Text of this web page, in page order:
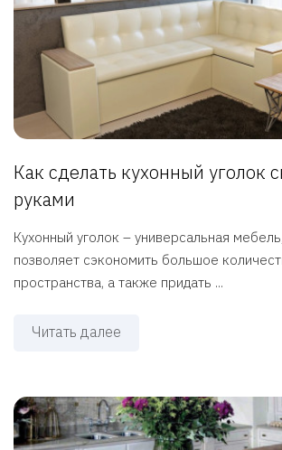
Как сделать кухонный уголок
руками
Кухонный уголок – универсальная
позволяет сэкономить большое
пространства, а также придать ...
Читать далее